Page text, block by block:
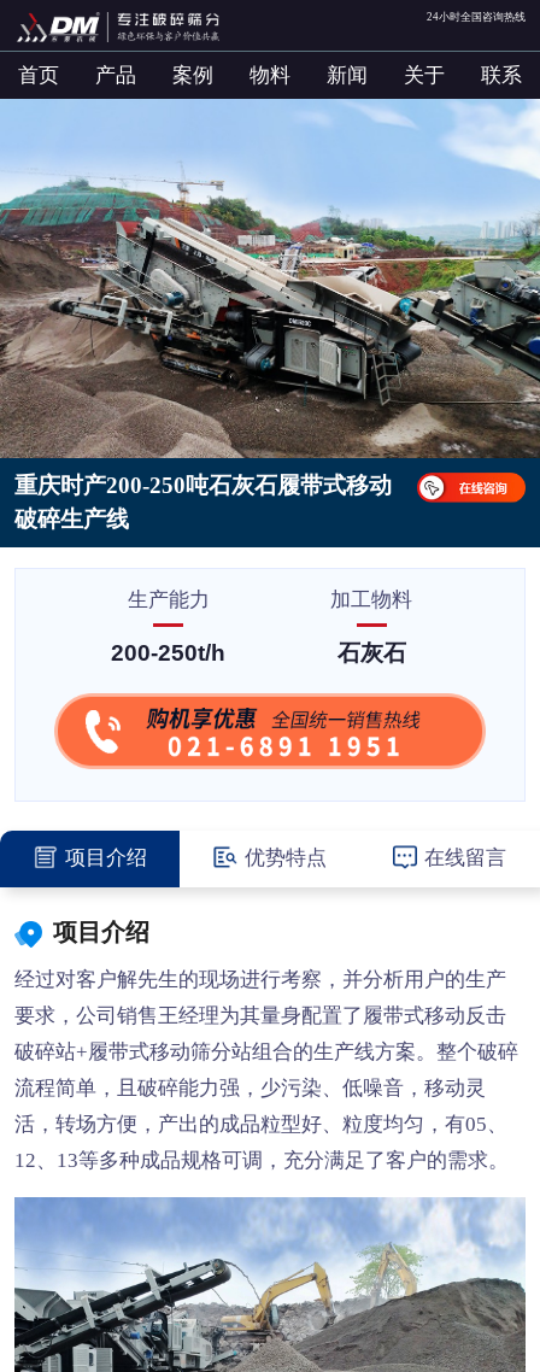
24小时全国咨询热线
首页 产品 案例 物料 新闻 关于 联系
重庆时产200-250吨石灰石履带式移动
破碎生产线
生产能力
200-250t/h
加工物料
石灰石
项目介绍 优势特点 在线留言
项目介绍
经过对客户解先生的现场进行考察，并分析用户的生产
要求，公司销售王经理为其量身配置了履带式移动反击
破碎站+履带式移动筛分站组合的生产线方案。整个破碎
流程简单，且破碎能力强，少污染、低噪音，移动灵
活，转场方便，产出的成品粒型好、粒度均匀，有05、
12、13等多种成品规格可调，充分满足了客户的需求。